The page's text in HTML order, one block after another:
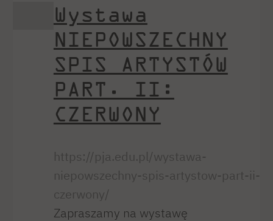
Wystawa
NIEPOWSZECHNY
SPIS ARTYSTÓW
PART. II:
CZERWONY
https://pja.edu.pl/wystawa-
niepowszechny-spis-artystow-part-ii-
czerwony/
Zapraszamy na wystawę